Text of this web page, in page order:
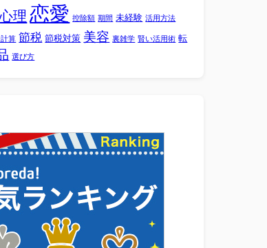
心理 恋愛 控除額 期間 未経験 活用方法
算 節税 節税対策 美容 裏雑学 賢い活用術 転
選び方